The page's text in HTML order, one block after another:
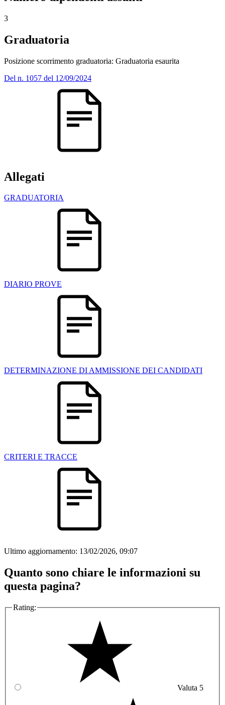
3
Graduatoria
Posizione scorrimento graduatoria: Graduatoria esaurita
Del n. 1057 del 12/09/2024
Allegati
GRADUATORIA
DIARIO PROVE
DETERMINAZIONE DI AMMISSIONE DEI CANDIDATI
CRITERI E TRACCE
Ultimo aggiornamento: 13/02/2026, 09:07
Quanto sono chiare le informazioni su
questa pagina?
Rating:
Valuta 5